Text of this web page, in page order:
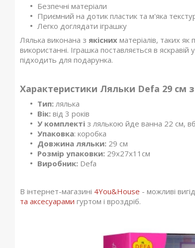
Безпечні матеріали
Приємний на дотик пластик та м'яка
Легко доглядати іграшку
Лялька виконана з якісних матеріалів, таких
використанні. Іграшка поставляється в яскравій
підходить для подарунка.
Характеристики Ляльки Defa 29 см
Тип: лялька
Вік: від 3 років
У комплекті з лялькою йде ванна 22 см,
Упаковка: коробка
Довжина ляльки: 29 см
Розмір упаковки: 29х27х11см
Виробник: Defa
В інтернет-магазині 4You&House - можливі
та аксесуарами гуртом і вроздріб.